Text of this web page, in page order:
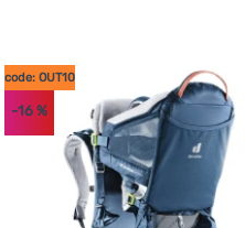
code: OUT10
-16 %